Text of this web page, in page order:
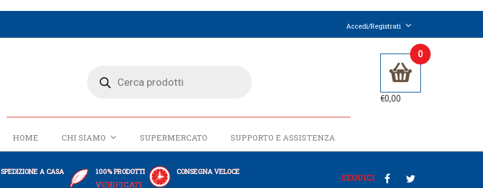
Accedi/Registrati
HOME CHI SIAMO SUPERMERCATO SUPPORTO E ASSISTENZA
0
€0,00
SPEDIZIONE A CASA 100% PRODOTTI
VERIFICATI
CONSEGNA VELOCE
SEGUICI